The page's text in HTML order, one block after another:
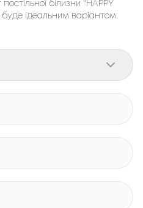
білизни "HAPPY
буде ідеальним варіантом.